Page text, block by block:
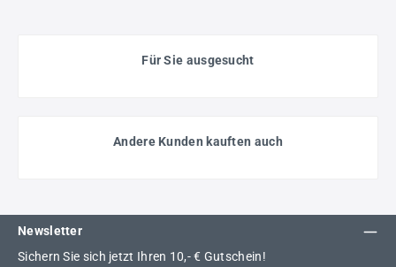
Für Sie ausgesucht
Andere Kunden kauften auch
Newsletter
Sichern Sie sich jetzt Ihren 10,- € Gutschein!